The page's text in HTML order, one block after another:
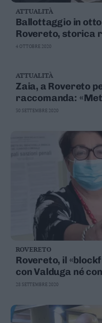
ATTUALITÀ
Ballottaggio in
Rovereto, storica
Riva del Garda con
4 OTTOBRE 2020
ATTUALITÀ
Zaia, a Rovereto
raccomanda:
30 SETTEMBRE 2020
ROVERETO
Rovereto, il
con Valduga né
stata la nostra
28 SETTEMBRE 2020